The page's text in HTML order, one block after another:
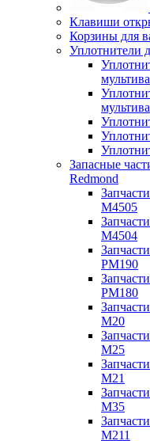
Клавиши
Корзины для
Уплотнители
Запасные
Redmond
M4505
M4504
PM190
PM180
M20
M25
M21
M35
M211